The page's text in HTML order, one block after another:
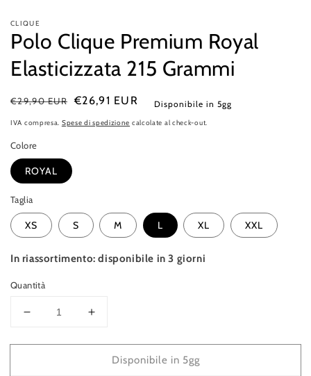
CLIQUE
Polo Clique Premium Royal
Elasticizzata 215 Grammi
Prezzo
di
€29,90 EUR
Prezzo
di
€26,91 EUR Disponibile in 5gg
IVA compresa. Spese di spedizione calcolate al check-out.
Colore
ROYAL
Taglia
XS S M L XL XXL
In riassortimento: disponibile in 3 giorni
Quantità
Diminuisci
per
Aumenta
per
PoloDisponibile in 5gg